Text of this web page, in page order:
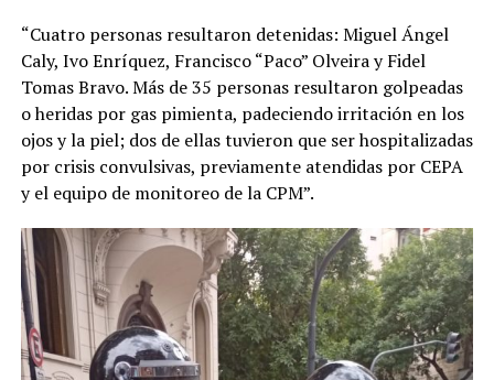
“Cuatro personas resultaron detenidas: Miguel Ángel
Caly, Ivo Enríquez, Francisco “Paco” Olveira y Fidel
Tomas Bravo. Más de 35 personas resultaron golpeadas
o heridas por gas pimienta, padeciendo irritación en los
ojos y la piel; dos de ellas tuvieron que ser hospitalizadas
por crisis convulsivas, previamente atendidas por CEPA
y el equipo de monitoreo de la CPM”.